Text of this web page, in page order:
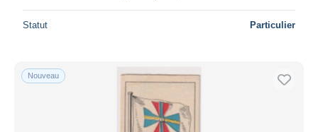
Statut Particulier
Nouveau